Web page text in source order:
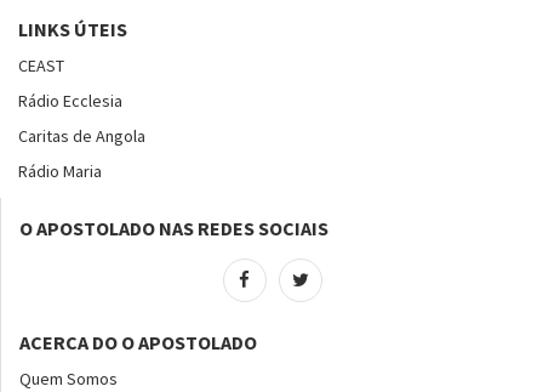
LINKS ÚTEIS
CEAST
Rádio Ecclesia
Caritas de Angola
Rádio Maria
O APOSTOLADO NAS REDES SOCIAIS
ACERCA DO O APOSTOLADO
Quem Somos